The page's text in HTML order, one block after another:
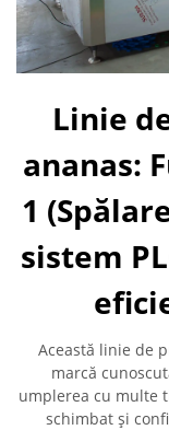
Linie
ananas:
1
sistem
Această linie de
marcă
umplerea cu multe
schimbat și